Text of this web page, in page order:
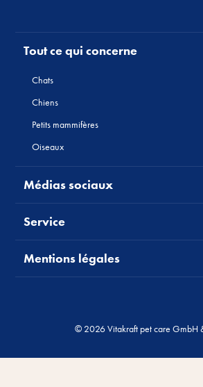
Tout ce qui concerne
Chats
Chiens
Petits mammifères
Oiseaux
Médias sociaux
Service
Mentions légales
© 2026 Vitakraft pet care GmbH